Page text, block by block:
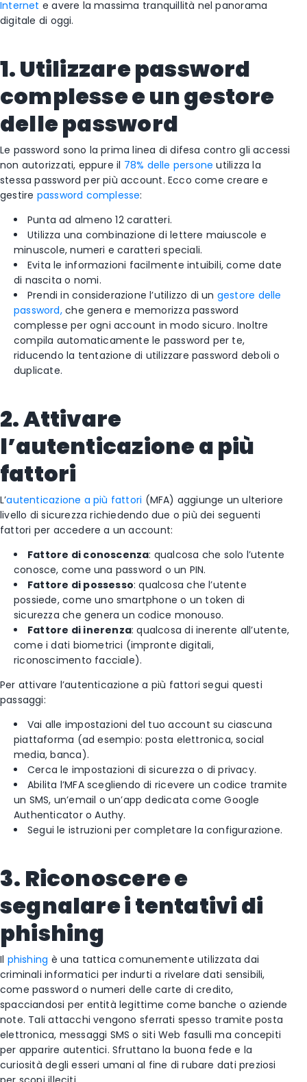
Internet e avere la massima tranquillità nel panorama
digitale di oggi.
1. Utilizzare password
complesse e un gestore
delle password
Le password sono la prima linea di difesa contro gli accessi
non autorizzati, eppure il 78% delle persone utilizza la
stessa password per più account. Ecco come creare e
gestire password complesse:
Punta ad almeno 12 caratteri.
Utilizza una combinazione di lettere maiuscole e
minuscole, numeri e caratteri speciali.
Evita le informazioni facilmente intuibili, come date
di nascita o nomi.
Prendi in considerazione l’utilizzo di un gestore delle
password,che genera e memorizza password
complesse per ogni account in modo sicuro. Inoltre
compila automaticamente le password per te,
riducendo la tentazione di utilizzare password deboli o
duplicate.
2. Attivare
l’autenticazione a più
fattori
L’autenticazione a più fattori (MFA) aggiunge un ulteriore
livello di sicurezza richiedendo due o più dei seguenti
fattori per accedere a un account:
Fattore di conoscenza: qualcosa che solo l’utente
conosce, come una password o un PIN.
Fattore di possesso: qualcosa che l’utente
possiede, come uno smartphone o un token di
sicurezza che genera un codice monouso.
Fattore di inerenza: qualcosa di inerente all’utente,
come i dati biometrici (impronte digitali,
riconoscimento facciale).
Per attivare l’autenticazione a più fattori segui questi
passaggi:
Vai alle impostazioni del tuo account su ciascuna
piattaforma (ad esempio: posta elettronica, social
media, banca).
Cerca le impostazioni di sicurezza o di privacy.
Abilita l’MFA scegliendo di ricevere un codice tramite
un SMS, un’email o un’app dedicata come Google
Authenticator o Authy.
Segui le istruzioni per completare la configurazione.
3. Riconoscere e
segnalare i tentativi di
phishing
Il phishing è una tattica comunemente utilizzata dai
criminali informatici per indurti a rivelare dati sensibili,
come password o numeri delle carte di credito,
spacciandosi per entità legittime come banche o aziende
note. Tali attacchi vengono sferrati spesso tramite posta
elettronica, messaggi SMS o siti Web fasulli ma concepiti
per apparire autentici. Sfruttano la buona fede e la
curiosità degli esseri umani al fine di rubare dati preziosi